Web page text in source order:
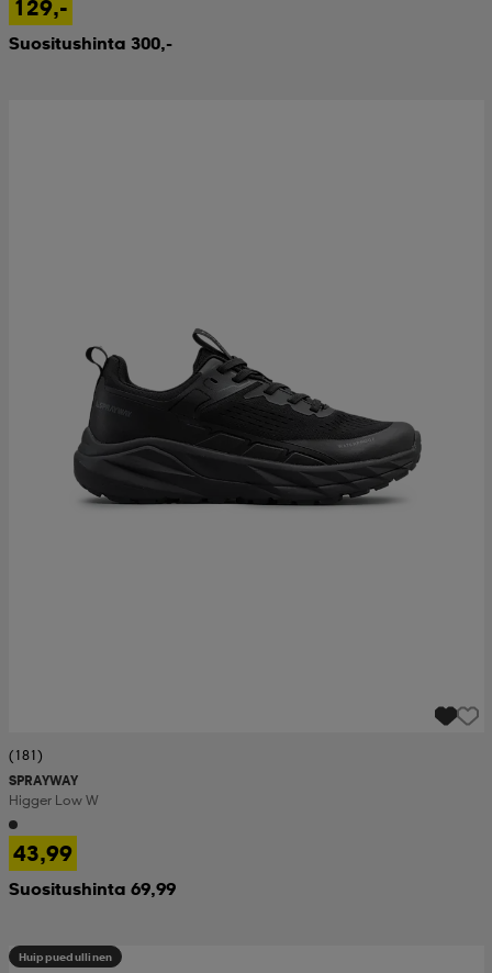
129,-
Suositushinta 300,-
(181)
SPRAYWAY
Higger Low W
43,99
Suositushinta 69,99
Huippuedullinen